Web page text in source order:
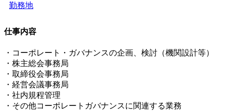
勤務地
仕事内容
・コーポレート・ガバナンスの企画、検討（機関設計等）
・株主総会事務局
・取締役会事務局
・経営会議事務局
・社内規程管理
・その他コーポレートガバナンスに関連する業務